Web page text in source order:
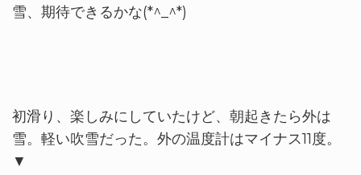
雪、期待できるかな(*^_^*)
初滑り、楽しみにしていたけど、朝起きたら外は
雪。軽い吹雪だった。外の温度計はマイナス11度。
▼